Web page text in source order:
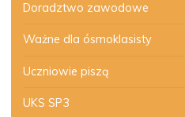
Doradztwo zawodowe
Ważne dla ósmoklasisty
Uczniowie piszą
UKS SP3